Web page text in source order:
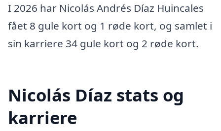
I 2026 har Nicolás Andrés Díaz Huincales
fået 8 gule kort og 1 røde kort, og samlet i
sin karriere 34 gule kort og 2 røde kort.
Nicolás Díaz stats og
karriere